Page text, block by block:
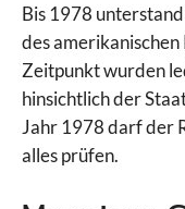
Bis 1978
des amerikanischen
Zeitpunkt wurden
hinsichtlich der
Jahr 1978 darf der
alles prüfen.